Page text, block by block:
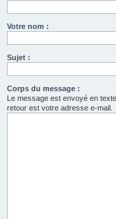
Votre nom :
Sujet :
Corps du message :
Le message est envoyé en
retour est votre adresse e-mail.